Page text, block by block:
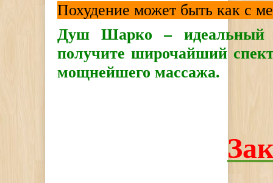
Похудение может быть как с
Душ Шарко – идеальный
получите широчайший
мощнейшего массажа.